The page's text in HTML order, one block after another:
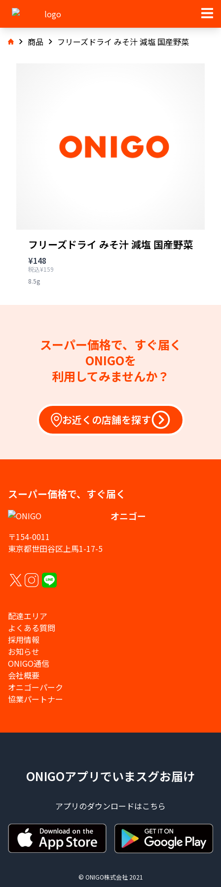
商品 フリーズドライ みそ汁 減塩 国産野菜
フリーズドライ みそ汁 減塩 国産野菜
¥148
税込¥159
8.5g
スーパー価格で、すぐ届く
ONIGOを
利用してみませんか？
お近くの店舗を探す
スーパー価格で、すぐ届く
オニゴー
〒154-0011
東京都世田谷区上馬1-17-5
配達エリア
よくある質問
採用情報
お知らせ
ONIGO通信
会社概要
オニゴーパーク
協業パートナー
ONIGOアプリでいまスグお届け
アプリのダウンロードはこちら
© ONIGO株式会社 2021